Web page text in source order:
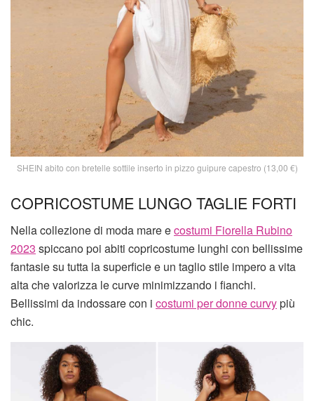
SHEIN abito con bretelle sottile inserto in pizzo guipure capestro (13,00 €)
COPRICOSTUME LUNGO TAGLIE FORTI
Nella collezione di moda mare ecostumi Fiorella Rubino
2023 spiccano poi abiti copricostume lunghi con bellissime
fantasie su tutta la superficie e un taglio stile impero a vita
alta che valorizza le curve minimizzando i fianchi.
Bellissimi da indossare con i costumi per donne curvypiù
chic.